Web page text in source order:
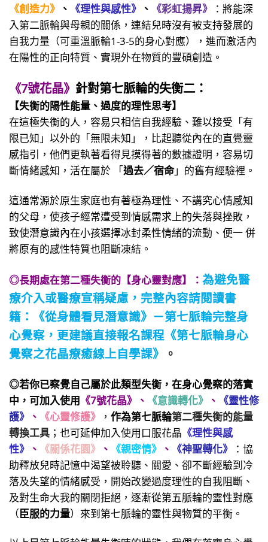
《創造力》 、 《理性與感性》 、 《彩虹揚昇》
：將能深
入第二脈輪與母親的關係，連結兒時沒有被支持發展的
自我力量（可重溫脈輪1-3-5的身心對應），進而激活內
在陽性的正向特質、實現外在物質的豐碩創造。
《7號花晶》 針對第七脈輪的失衡二：
【失衡的陽性能量、過度的理性思考】
在這極失衡的人，容易只相信自我經驗、難以接受「有
限已知」以外的「無限未知」，比起聽從內在的直覺靈
感指引，他們更執著看得見摸得著的數據證明，容易切
斷情緒感知，活在屬於 「過去／宿命」的舊有經驗裡。
這通常源於原生家庭也有著極為理性、不講究心情感知
的父母，使孩子經常遭受到情感需求上的失落與挫敗，
致使潛意識內在小孩選擇冰封柔性情緒的流動、便一 併
將原有的感性特質也阻斷凍結。
◎長期處在第二種失衡的 【身心靈對應】： 為避免醫
療介入或醫療宣稱疑慮， 完整內容請閱讀書
籍：
《從身體看見潛意識》－第七脈輪完整身
心覺察 ， 更建議直接報名課程 《第七脈輪身心
覺察之花晶療癒線上自學課》
。
◎若你已察覺自己屬於此類型失衡，在身心覺察的落實
中，可加入使用 《7號花晶》 、 《意識轉化》 、 《靈性修
護》 、 《心靈修護》 ， 作為第七脈輪第二種失衡的能量
轉換工具 ；也可延伸加入使用口服花晶 《理性與感
性》 、 《關係花園》 、 《親密情》 、 《神聖轉化》
：協
助釋放兒時記憶中渴望被聆聽、關愛、卻不斷經驗到冷
落及失望的情緒感受，開始改變過度理性的自我阻斷、
及對生命大我的關閉拒絕，逐漸從第五脈輪的靈性對應
（臣服的力量）來到第七脈輪的靈性與物質的平衡。